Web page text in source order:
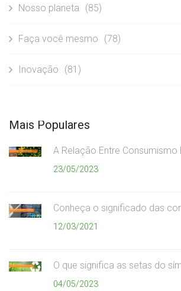
Nosso planeta (85)
Faça você mesmo (78)
Inovação (81)
Mais Populares
A Relação Entre
23/05/2023
Conheça o significado das
12/03/2021
O que significa as setas do
04/05/2023